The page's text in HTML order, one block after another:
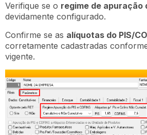
Verifique se o regime de apuração
devidamente configurado.
Confirme se as alíquotas do PIS/
corretamente cadastradas
vigente.